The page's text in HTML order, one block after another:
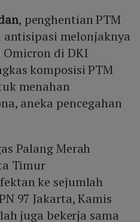
, penghentian PTM
antisipasi melonjaknya
di DKI
komposisi PTM
menahan
aneka pencegahan
Palang Merah
Timur
ke sejumlah
97 Jakarta, Kamis
juga bekerja sama